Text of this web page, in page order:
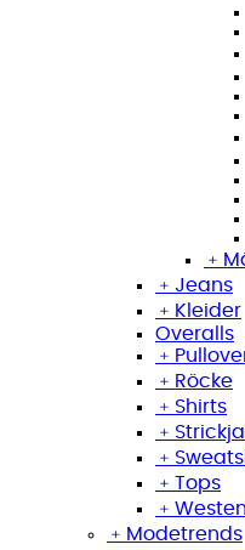
﹢
﹢ Jeans
﹢ Kleider
Overalls
﹢
﹢ Röcke
﹢ Shirts
﹢
﹢
﹢ Tops
﹢ Westen
﹢ Modetrends